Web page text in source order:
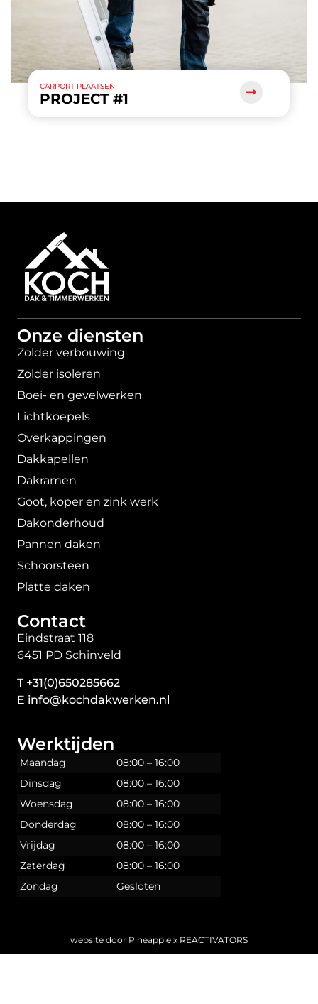
CARPORT PLAATSEN
PROJECT #1
Onze diensten
Zolder verbouwing
Zolder isoleren
Boei- en gevelwerken
Lichtkoepels
Overkappingen
Dakkapellen
Dakramen
Goot, koper en zink werk
Dakonderhoud
Pannen daken
Schoorsteen
Platte daken
Contact
Eindstraat 118
6451 PD Schinveld
T +31(0)650285662
E info@kochdakwerken.nl
Werktijden
Maandag
08:00 – 16:00
Dinsdag
08:00 – 16:00
Woensdag
08:00 – 16:00
Donderdag
08:00 – 16:00
Vrijdag
08:00 – 16:00
Zaterdag
08:00 – 16:00
Zondag
Gesloten
website door Pineapple x REACTIVATORS